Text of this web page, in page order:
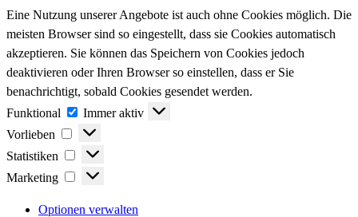
Eine Nutzung unserer Angebote ist auch ohne Cookies möglich. Die
meisten Browser sind so eingestellt, dass sie Cookies automatisch
akzeptieren. Sie können das Speichern von Cookies jedoch
deaktivieren oder Ihren Browser so einstellen, dass er Sie
benachrichtigt, sobald Cookies gesendet werden.
Funktional
Funktional
Immer aktiv
Vorlieben
Vorlieben
Statistiken
Statistiken
Marketing
Marketing
Optionen verwalten